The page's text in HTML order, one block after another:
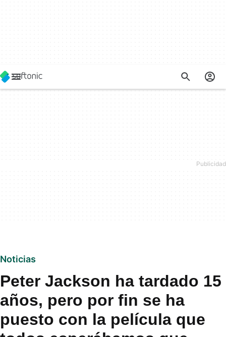
Noticias
Peter Jackson ha tardado 15
años, pero por fin se ha
puesto con la película que